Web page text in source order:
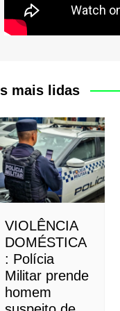
mais lidas
VIOLÊNCIA
DOMÉSTICA
: Polícia
Militar prende
homem